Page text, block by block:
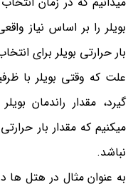
بویلر را بر اساس نیاز
بار حرارتی بویلر برای
علت که وقتی بویلر با
گیرد، مقدار راندمان
نباشد.
به عنوان مثال در هتل ها